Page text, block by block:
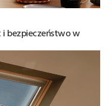
bezpieczeństwo w